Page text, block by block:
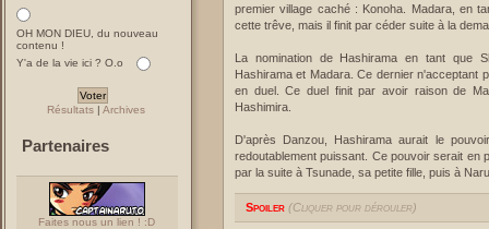
OH MON DIEU, du nouveau
contenu !
Y'a de la vie ici ? O.o
Résultats| Archives
Partenaires
Faites nous un lien ! :D
premier village caché : Konoha. Madara, en
cette trêve, mais il finit par céder suite à la
La nomination de Hashirama en tant que
Hashirama et Madara. Ce dernier n'acceptant
en duel. Ce duel finit par avoir raison de
Hashimira.
D'après Danzou, Hashirama aurait le
redoutablement puissant. Ce pouvoir serait en
par la suite à Tsunade, sa petite fille, puis à
Spoiler (Cliquer pour dérouler)